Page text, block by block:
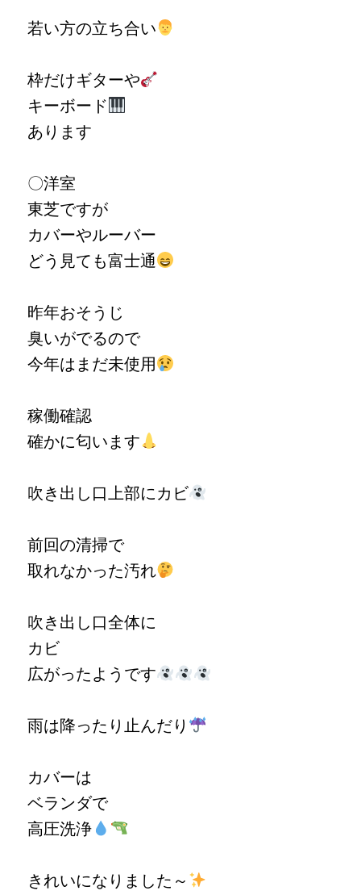
若い方の立ち合い
枠だけギターや
キーボード
あります
〇洋室
東芝ですが
カバーやルーバー
どう見ても富士通
昨年おそうじ
臭いがでるので
今年はまだ未使用
稼働確認
確かに匂います
吹き出し口上部にカビ
前回の清掃で
取れなかった汚れ
吹き出し口全体に
カビ
広がったようです
雨は降ったり止んだり
カバーは
ベランダで
高圧洗浄
きれいになりました～